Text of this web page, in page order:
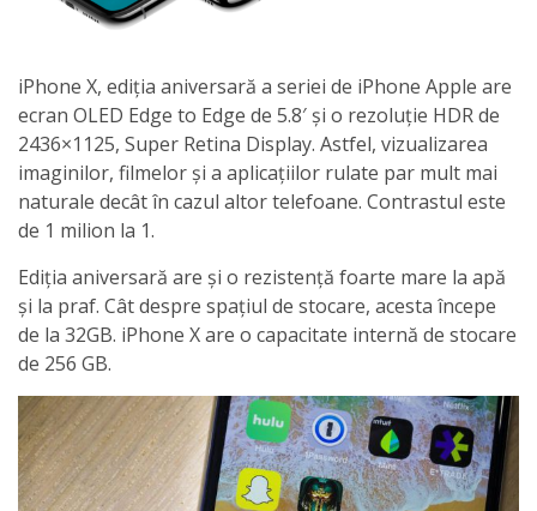
iPhone X, ediția aniversară a seriei de iPhone Apple are
ecran OLED Edge to Edge de 5.8′ și o rezoluție HDR de
2436×1125, Super Retina Display. Astfel, vizualizarea
imaginilor, filmelor și a aplicațiilor rulate par mult mai
naturale decât în cazul altor telefoane. Contrastul este
de 1 milion la 1.
Ediția aniversară are și o rezistență foarte mare la apă
și la praf. Cât despre spațiul de stocare, acesta începe
de la 32GB. iPhone X are o capacitate internă de stocare
de 256 GB.